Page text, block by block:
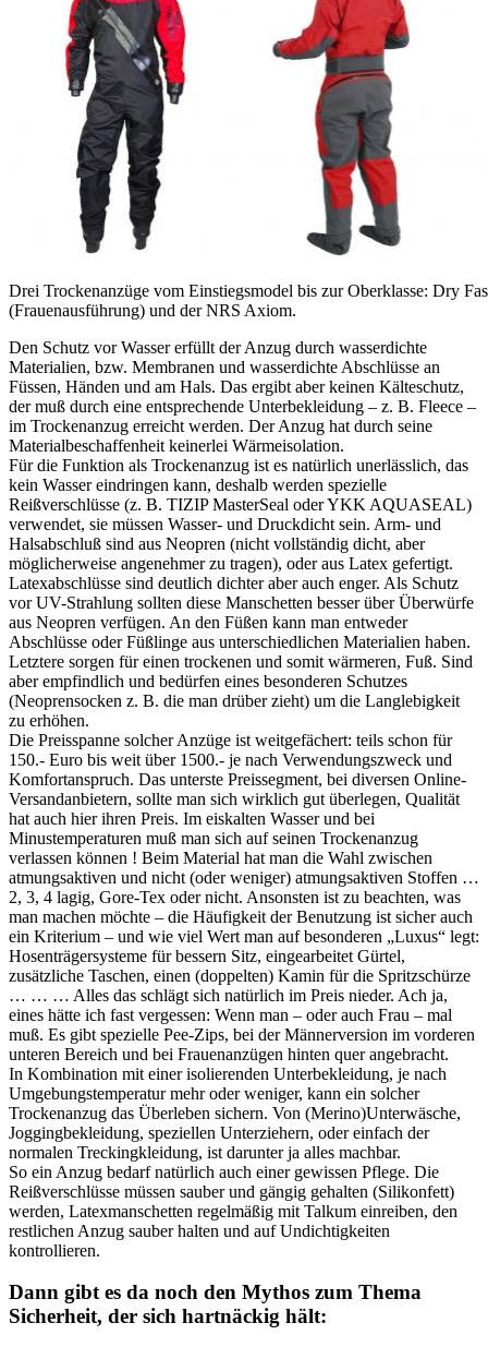
Drei Trockenanzüge vom Einstiegsmodel bis zur Oberklasse: Dry
(Frauenausführung) und der NRS Axiom.
Den Schutz vor Wasser erfüllt der Anzug durch wasserdichte
Materialien, bzw. Membranen und wasserdichte Abschlüsse an
Füssen, Händen und am Hals. Das ergibt aber keinen Kälteschutz,
der muß durch eine entsprechende Unterbekleidung – z. B. Fleece –
im Trockenanzug erreicht werden. Der Anzug hat durch seine
Materialbeschaffenheit keinerlei Wärmeisolation.
Für die Funktion als Trockenanzug ist es natürlich unerlässlich, das
kein Wasser eindringen kann, deshalb werden spezielle
Reißverschlüsse (z. B. TIZIP MasterSeal oder YKK AQUASEAL)
verwendet, sie müssen Wasser- und Druckdicht sein. Arm- und
Halsabschluß sind aus Neopren (nicht vollständig dicht, aber
möglicherweise angenehmer zu tragen), oder aus Latex gefertigt.
Latexabschlüsse sind deutlich dichter aber auch enger. Als Schutz
vor UV-Strahlung sollten diese Manschetten besser über Überwürfe
aus Neopren verfügen. An den Füßen kann man entweder
Abschlüsse oder Füßlinge aus unterschiedlichen Materialien haben.
Letztere sorgen für einen trockenen und somit wärmeren, Fuß. Sind
aber empfindlich und bedürfen eines besonderen Schutzes
(Neoprensocken z. B. die man drüber zieht) um die Langlebigkeit
zu erhöhen.
Die Preisspanne solcher Anzüge ist weitgefächert: teils schon für
150.- Euro bis weit über 1500.- je nach Verwendungszweck und
Komfortanspruch. Das unterste Preissegment, bei diversen Online-
Versandanbietern, sollte man sich wirklich gut überlegen, Qualität
hat auch hier ihren Preis. Im eiskalten Wasser und bei
Minustemperaturen muß man sich auf seinen Trockenanzug
verlassen können ! Beim Material hat man die Wahl zwischen
atmungsaktiven und nicht (oder weniger) atmungsaktiven Stoffen …
2, 3, 4 lagig, Gore-Tex oder nicht. Ansonsten ist zu beachten, was
man machen möchte – die Häufigkeit der Benutzung ist sicher auch
ein Kriterium – und wie viel Wert man auf besonderen „Luxus“ legt:
Hosenträgersysteme für bessern Sitz, eingearbeitet Gürtel,
zusätzliche Taschen, einen (doppelten) Kamin für die Spritzschürze
… … … Alles das schlägt sich natürlich im Preis nieder. Ach ja,
eines hätte ich fast vergessen: Wenn man – oder auch Frau – mal
muß. Es gibt spezielle Pee-Zips, bei der Männerversion im vorderen
unteren Bereich und bei Frauenanzügen hinten quer angebracht.
In Kombination mit einer isolierenden Unterbekleidung, je nach
Umgebungstemperatur mehr oder weniger, kann ein solcher
Trockenanzug das Überleben sichern. Von (Merino)Unterwäsche,
Joggingbekleidung, speziellen Unterziehern, oder einfach der
normalen Treckingkleidung, ist darunter ja alles machbar.
So ein Anzug bedarf natürlich auch einer gewissen Pflege. Die
Reißverschlüsse müssen sauber und gängig gehalten (Silikonfett)
werden, Latexmanschetten regelmäßig mit Talkum einreiben, den
restlichen Anzug sauber halten und auf Undichtigkeiten
kontrollieren.
Dann gibt es da noch den Mythos zum Thema
Sicherheit, der sich hartnäckig hält: